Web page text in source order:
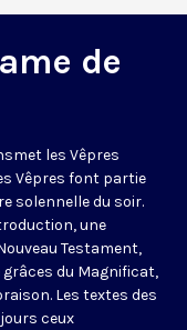
de
les Vêpres
Vêpres font partie
solennelle du soir.
une
Testament,
du Magnificat,
Les textes des
ceux